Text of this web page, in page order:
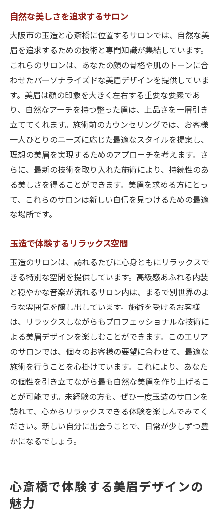
美眉が引き出す大阪市の魅力
地元で愛される美眉デザイン
美眉が作る大阪市での新しい出会い
地域に密着した美眉トレンド
自然な美しさを追求するサロン
大阪市の玉造と心斎橋に位置するサロンでは、自然な美
眉を追求するための技術と専門知識が集結しています。
これらのサロンは、あなたの顔の骨格や肌のトーンに合
わせたパーソナライズドな美眉デザインを提供していま
す。美眉は顔の印象を大きく左右する重要な要素であ
り、自然なアーチを持つ整った眉は、上品さを一層引き
立ててくれます。施術前のカウンセリングでは、お客様
一人ひとりのニーズに応じた最適なスタイルを提案し、
理想の美眉を実現するためのアプローチを考えます。さ
らに、最新の技術を取り入れた施術により、持続性のあ
る美しさを得ることができます。美眉を求める方にとっ
て、これらのサロンは新しい自信を見つけるための最適
な場所です。
玉造で体験するリラックス空間
玉造のサロンは、訪れるたびに心身ともにリラックスで
きる特別な空間を提供しています。高級感あふれる内装
と穏やかな音楽が流れるサロン内は、まるで別世界のよ
うな雰囲気を醸し出しています。施術を受けるお客様
は、リラックスしながらもプロフェッショナルな技術に
よる美眉デザインを楽しむことができます。このエリア
のサロンでは、個々のお客様の要望に合わせて、最適な
施術を行うことを心掛けています。これにより、あなた
の個性を引き立てながら最も自然な美眉を作り上げるこ
とが可能です。未経験の方も、ぜひ一度玉造のサロンを
訪れて、心からリラックスできる体験を楽しんでみてく
ださい。新しい自分に出会うことで、日常が少しずつ豊
かになるでしょう。
心斎橋で体験する美眉デザインの
魅力